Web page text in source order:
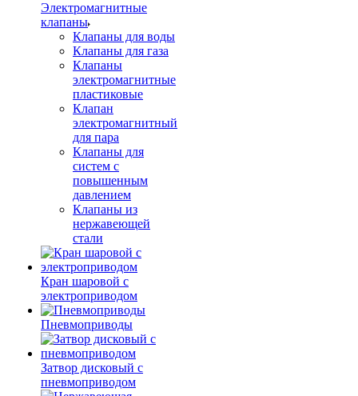
Электромагнитные
клапаны
Клапаны для воды
Клапаны для газа
Клапаны
электромагнитные
пластиковые
Клапан
электромагнитный
для пара
Клапаны для
систем с
повышенным
давлением
Клапаны из
нержавеющей
стали
Кран шаровой с
электроприводом
Пневмоприводы
Затвор дисковый с
пневмоприводом